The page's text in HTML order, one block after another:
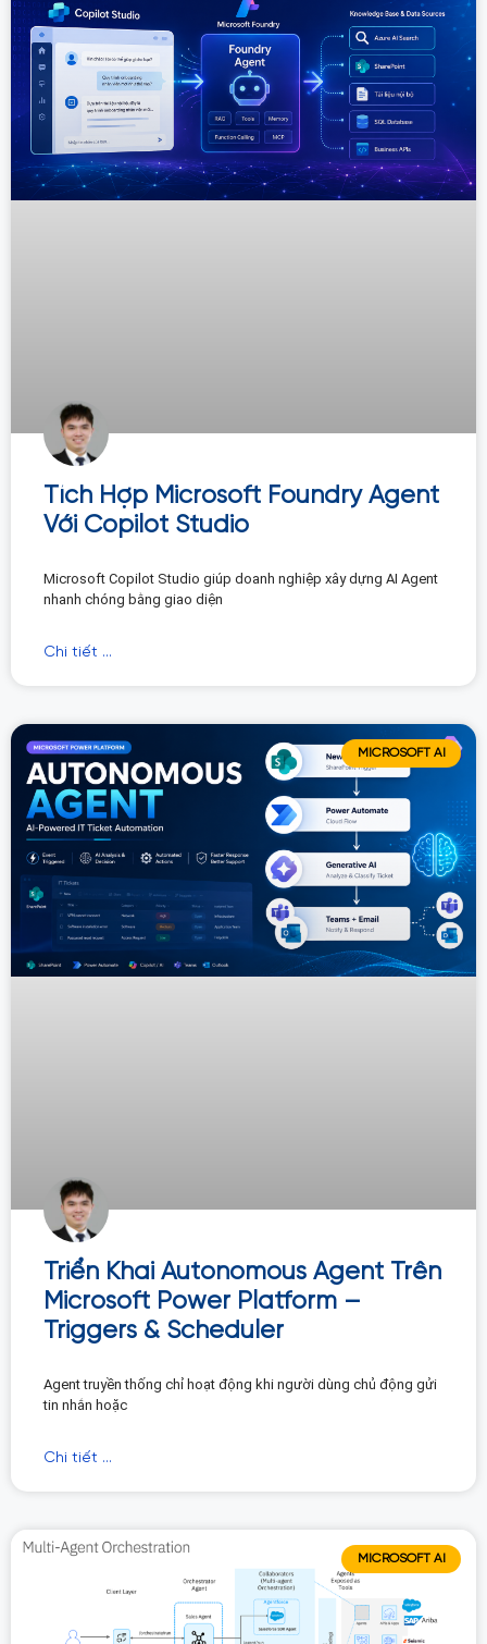
Tích Hợp Microsoft Foundry Agent
Với Copilot Studio
Microsoft Copilot Studio giúp doanh nghiệp xây dựng AI Agent
nhanh chóng bằng giao diện
Chi tiết ...
MICROSOFT AI
Triển Khai Autonomous Agent Trên
Microsoft Power Platform –
Triggers & Scheduler
Agent truyền thống chỉ hoạt động khi người dùng chủ động gửi
tin nhắn hoặc
Chi tiết ...
MICROSOFT AI